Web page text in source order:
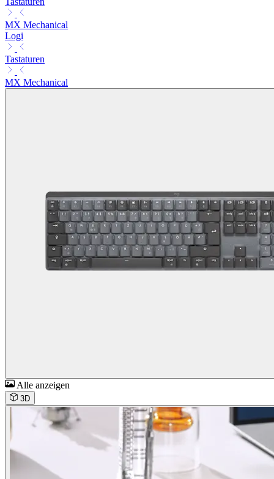
MX Mechanical
Logi
Tastaturen
MX Mechanical
Alle anzeigen
3D